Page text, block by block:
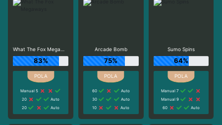
What The Fox Megaways
83%
Manual 5
20
Auto
20
Auto
Arcade Bomb
75%
60
Auto
30
Auto
10
Auto
Sumo Spins
64%
Manual 7
Manual 9
60
Auto